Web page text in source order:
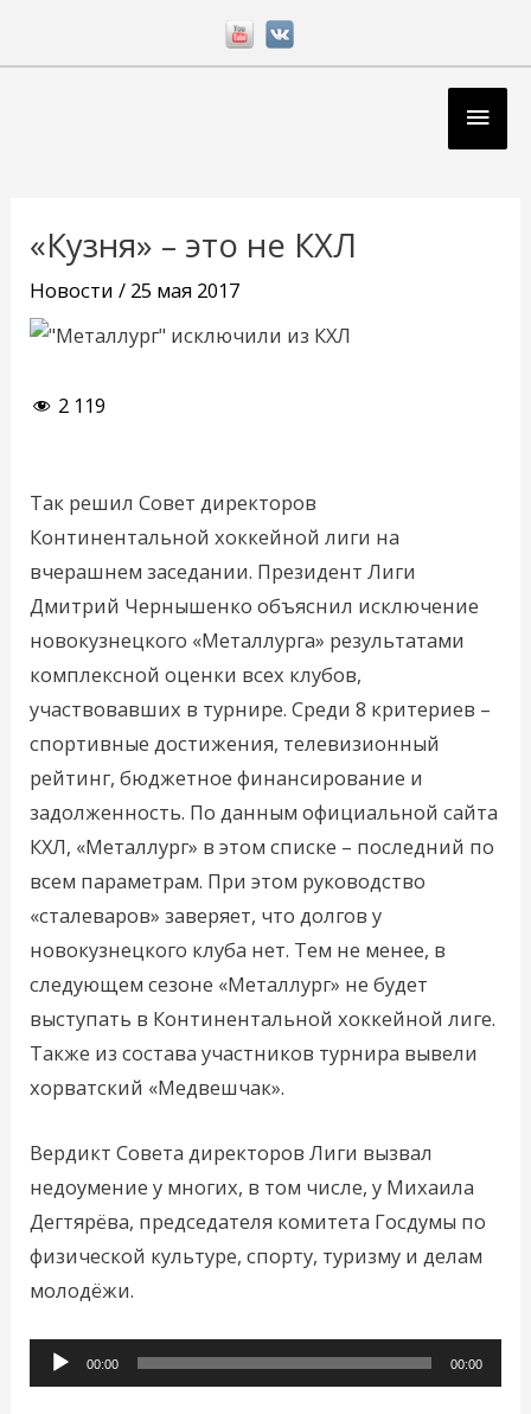
«Кузня» – это не КХЛ
Новости / 25 мая 2017
2 119
Так решил Совет директоров
Континентальной хоккейной лиги на
вчерашнем заседании. Президент Лиги
Дмитрий Чернышенко объяснил исключение
новокузнецкого «Металлурга» результатами
комплексной оценки всех клубов,
участвовавших в турнире. Среди 8 критериев –
спортивные достижения, телевизионный
рейтинг, бюджетное финансирование и
задолженность. По данным официальной сайта
КХЛ, «Металлург» в этом списке – последний по
всем параметрам. При этом руководство
«сталеваров» заверяет, что долгов у
новокузнецкого клуба нет. Тем не менее, в
следующем сезоне «Металлург» не будет
выступать в Континентальной хоккейной лиге.
Также из состава участников турнира вывели
хорватский «Медвешчак».
Вердикт Совета директоров Лиги вызвал
недоумение у многих, в том числе, у Михаила
Дегтярёва, председателя комитета Госдумы по
физической культуре, спорту, туризму и делам
молодёжи.
Аудиоплеер
00:00 00:00
записям